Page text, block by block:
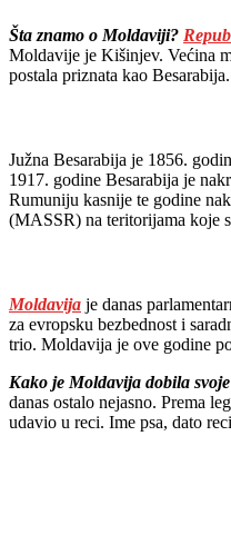
Šta znamo o Moldaviji?
Moldavije je Kišinjev. Većina
postala priznata kao Besarabija.
Južna Besarabija je 1856.
1917. godine Besarabija je
Rumuniju kasnije te godine
(MASSR) na teritorijama koje
Moldavija je danas
za evropsku bezbednost i
trio. Moldavija je ove godine
Kako je Moldavija dobila
danas ostalo nejasno. Prema
udavio u reci. Ime psa, dato